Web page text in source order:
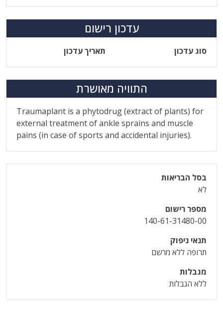
עדכון רישום
סוג עדכון תאריך עדכון
התוויה מאושרת
Traumaplant is a phytodrug (extract of plants) for
external treatment of ankle sprains and muscle
pains (in case of sports and accidental injuries).
בסל הבריאות
לא
מספר רישום
140-61-31480-00
תנאי ניפוק
תרופה ללא מרשם
מגבלות
ללא הגבלות